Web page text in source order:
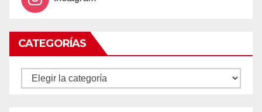
CATEGORÍAS
CATEGORÍAS